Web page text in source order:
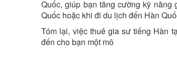
Quốc, giúp bạn tăng cường kỹ
Quốc hoặc khi đi du lịch đến Hàn
Tóm lại, việc thuê gia sư tiếng Hàn
đến cho bạn một mô